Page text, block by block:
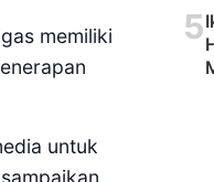
memiliki
untuk
5